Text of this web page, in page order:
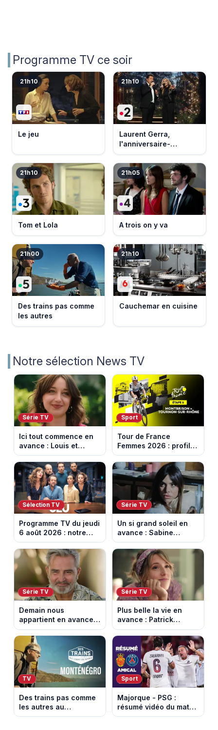
Programme TV ce soir
21h10
Le jeu
21h10
Laurent Gerra,
l'anniversaire-
événement
21h10
Tom et Lola
21h05
A trois on y va
21h00
Des trains pas comme
les autres
21h10
Cauchemar en cuisine
Notre sélection News TV
Série TV
Ici tout commence en
avance : Louis et
Jasmine enfin en
couple. Episode du 7
août 2026 (spoiler)
Sport
Tour de France
Femmes 2026 : profil
et horaires de la 6e
étape entre
Montbrison et
Tournon-sur-Rhône
Sélection TV
Programme TV du jeudi
6 août 2026 : notre
sélection pour votre
soirée télé
Série TV
Un si grand soleil en
avance : Sabine
menacée par Céleste.
Episode du 7 août
2026 (spoiler).
Série TV
Demain nous
appartient en avance:
Alex révèle son lourd
secret. Episode du 7
août 2026.
Série TV
Plus belle la vie en
avance : Patrick
victime d’un malaise.
Episode du 7 août
2026 (spoiler)
TV
Des trains pas comme
les autres au
Monténégro : Philippe
Sport
Majorque - PSG :
résumé vidéo du match
amical du 5 août 2026